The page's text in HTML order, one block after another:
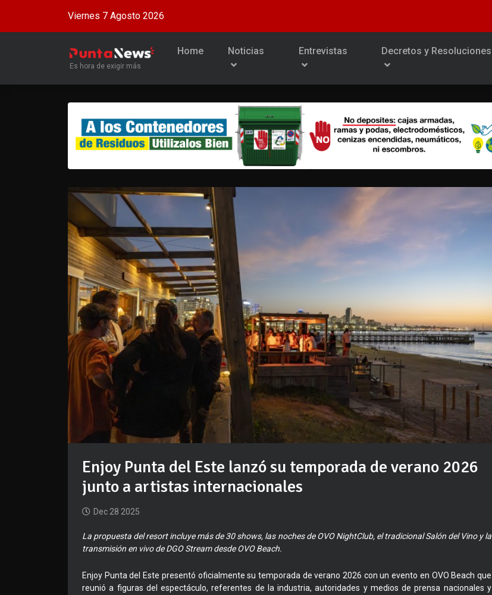
Viernes 7 Agosto 2026
Es hora de exigir más
Home Noticias Entrevistas Decretos y Resoluciones
Enjoy Punta del Este lanzó su temporada de verano 2026
junto a artistas internacionales
Dec 28 2025
La propuesta del resort incluye más de 30 shows, las noches de OVO NightClub, el tradicional Salón del Vino y la
transmisión en vivo de DGO Stream desde OVO Beach.
Enjoy Punta del Este presentó oficialmente su temporada de verano 2026 con un evento en OVO Beach que
reunió a figuras del espectáculo, referentes de la industria, autoridades y medios de prensa nacionales y